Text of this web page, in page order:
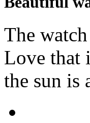
The
Love that
the sun is